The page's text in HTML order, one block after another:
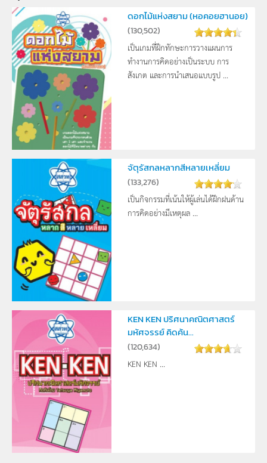
ดอกไม้แห่งสยาม (หอคอยฮานอย)
(130,502)
เป็นเกมที่ฝึกทักษะการวางแผนการ
ทำงานการคิดอย่างเป็นระบบ การ
สังเกต และการนำเสนอแบบรูป ...
จัตุรัสกลหลากสีหลายเหลี่ยม
(133,276)
เป็นกิจกรรมที่เน้นให้ผู้เล่นได้ฝึกฝนด้าน
การคิดอย่างมีเหตุผล ...
KEN KEN ปริศนาคณิตศาสตร์
มหัศจรรย์ คิดค้น...
(120,634)
KEN KEN ...